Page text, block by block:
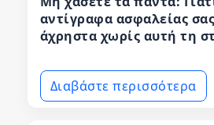
αντίγραφα ασφαλείας
άχρηστα χωρίς αυτή τη
Διαβάστε περισσότερα